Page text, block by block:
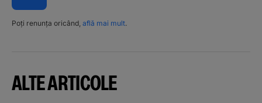
Poți renunța oricând, află mai mult.
ALTE ARTICOLE